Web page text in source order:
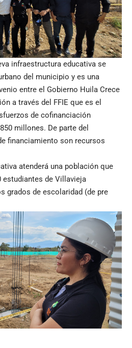
infraestructura educativa se
del municipio y es una
entre el Gobierno Huila Crece
a través del FFIE que es el
de cofinanciación
millones. De parte del
financiamiento son recursos
atenderá una población que
de Villavieja
grados de escolaridad (de pre